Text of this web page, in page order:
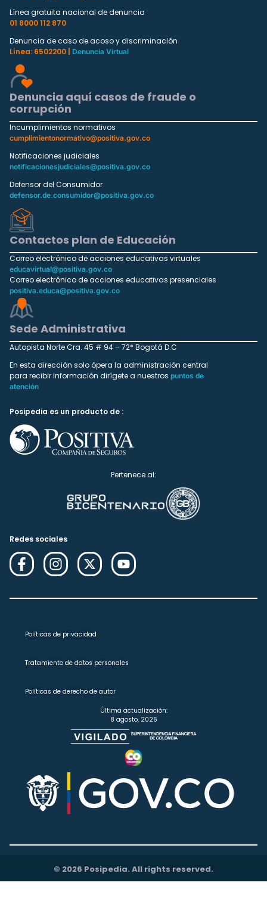
Línea gratuita nacional de denuncia
01 8000 112 870
Denuncia de caso de acoso y discriminación
Línea: 6502200 |
Denuncia Virtual
Denuncia aquí casos de fraude o
corrupción
Incumplimientos normativos
cumplimientonormativo@positiva.gov.co
Notificaciones judiciales
notificacionesjudiciales@positiva.gov.co
Defensor del Consumidor
defensor.de.consumidor@positiva.gov.co
Contactos plan de Educación
Correo electrónico de acciones educativas virtuales
educavirtual@positiva.gov.co
Correo electrónico de acciones educativas presenciales
positiva.educa@positiva.gov.co
Sede Administrativa
Autopista Norte Cra. 45 # 94 – 72* Bogotá D.C
En esta dirección solo ópera la administración central
para recibir información dirígete a nuestros puntos de
atención
Posipedia es un producto de :
Pertenece al:
Redes sociales
Políticas de privacidad
Tratamiento de datos personales
Políticas de derecho de autor
Última actualización:
8 agosto, 2026
© 2026 Posipedia. All rights reserved.